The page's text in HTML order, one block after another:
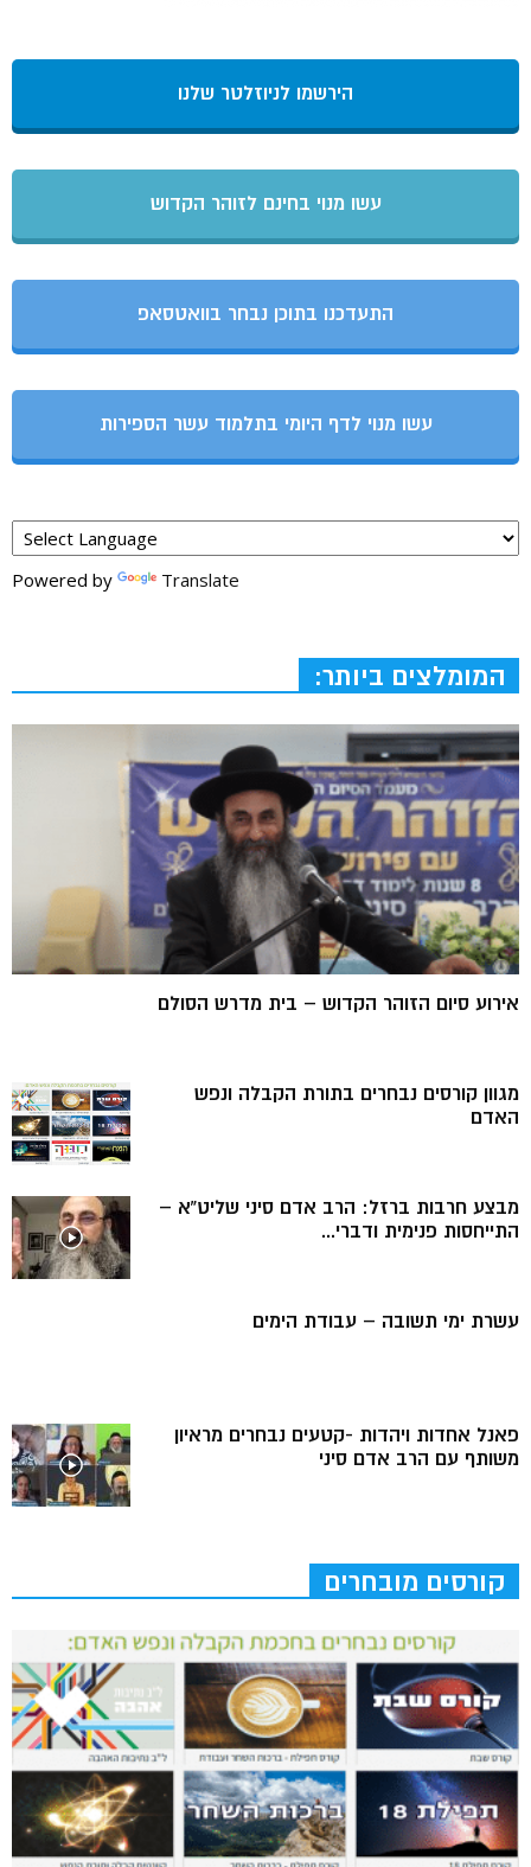
הירשמו לניוזלטר שלנו
עשו מנוי בחינם לזוהר הקדוש
התעדכנו בתוכן נבחר בוואטסאפ
עשו מנוי לדף היומי בתלמוד עשר הספירות
Powered by Translate
המומלצים ביותר:
אירוע סיום הזוהר הקדוש – בית מדרש הסולם
מגוון קורסים נבחרים בתורת הקבלה ונפש
האדם
מבצע חרבות ברזל: הרב אדם סיני שליט”א –
התייחסות פנימית ודברי...
עשרת ימי תשובה – עבודת הימים
פאנל אחדות ויהדות -קטעים נבחרים מראיון
משותף עם הרב אדם סיני
קורסים מובחרים